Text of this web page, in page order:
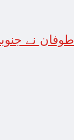
طوفان نے